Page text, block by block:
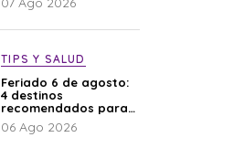
Naldy Saldaña
TIPS Y SALUD
Feriado 6 de agosto:
4 destinos
recomendados para
disfrutar el descanso
06 Ago 2026